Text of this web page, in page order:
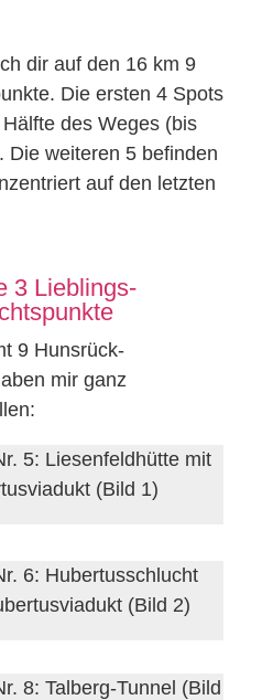
dir auf den 16 km 9
Die ersten 4 Spots
des Weges (bis
Die weiteren 5 befinden
auf den letzten
3 Lieblings-
9 Hunsrück-
mir ganz
5: Liesenfeldhütte mit
(Bild 1)
6: Hubertusschlucht
(Bild 2)
8: Talberg-Tunnel (Bild